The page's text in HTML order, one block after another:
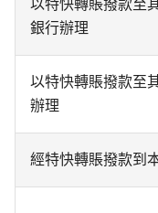
以特快轉賬撥款至
銀行辦理
以特快轉賬撥款至
辦理
經特快轉賬撥款到